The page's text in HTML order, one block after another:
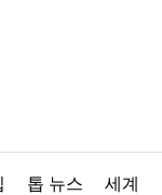
톱 뉴스 세계